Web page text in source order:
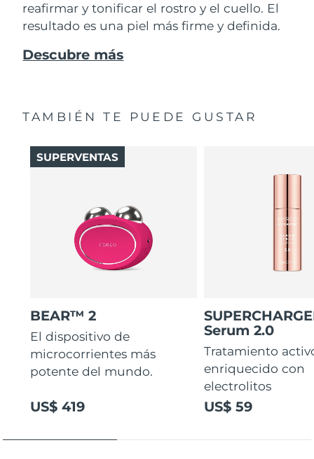
reafirmar y tonificar el rostro y el cuello. El
resultado es una piel más firme y definida.
Descubre más
TAMBIÉN TE PUEDE GUSTAR
BEAR™ 2
El dispositivo de
microcorrientes más
potente del mundo.
US$ 419
SUPERVENTAS
Serum 2.0
Tratamiento
enriquecido con
electrolitos
US$ 59